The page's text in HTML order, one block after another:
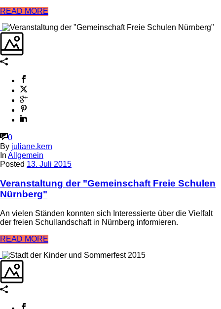
READ MORE
0
By juliane.kern
In Allgemein
Posted 13. Juli 2015
Veranstaltung der "Gemeinschaft Freie Schulen
Nürnberg"
An vielen Ständen konnten sich Interessierte über die Vielfalt
der freien Schullandschaft in Nürnberg informieren.
READ MORE